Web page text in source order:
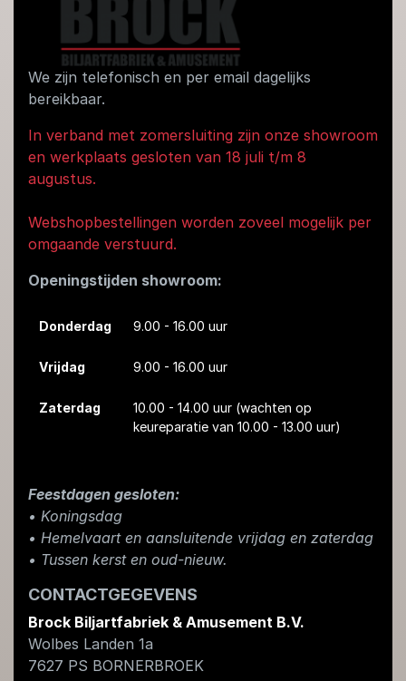
We zijn telefonisch en per email dagelijks
bereikbaar.
In verband met zomersluiting zijn onze showroom
en werkplaats gesloten van 18 juli t/m 8
augustus.
Webshopbestellingen worden zoveel mogelijk per
omgaande verstuurd.
Openingstijden showroom:
Donderdag 9.00 - 16.00 uur
Vrijdag 9.00 - 16.00 uur
Zaterdag 10.00 - 14.00 uur (wachten op
keureparatie van 10.00 - 13.00 uur)
Feestdagen gesloten:
• Koningsdag
​• Hemelvaart en aansluitende vrijdag en zaterdag
• Tussen kerst en oud-nieuw.
CONTACTGEGEVENS
Brock Biljartfabriek & Amusement B.V.
Wolbes Landen 1a
7627 PS BORNERBROEK